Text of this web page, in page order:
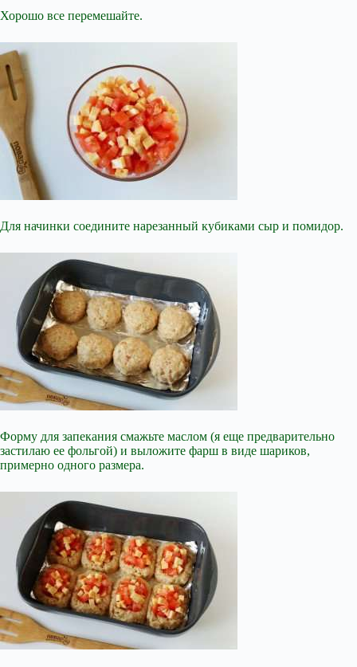
Хорошо все перемешайте.
Для начинки соедините нарезанный кубиками сыр и помидор.
Форму для запекания смажьте маслом (я еще предварительно
застилаю ее фольгой) и выложите фарш в виде шариков,
примерно одного размера.